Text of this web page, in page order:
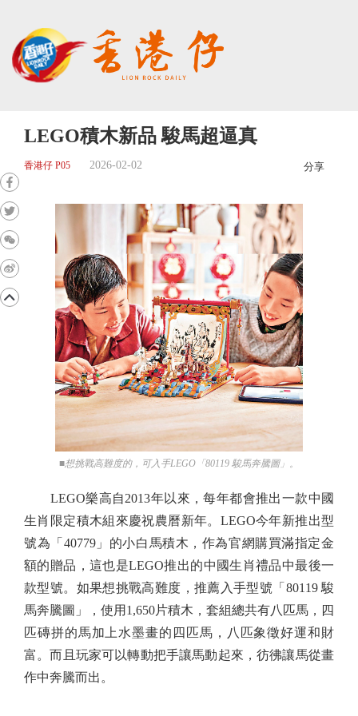
LEGO積木新品 駿馬超逼真
香港仔 P05 2026-02-02 分享
■想挑戰高難度的，可入手LEGO「80119 駿馬奔騰圖」。
LEGO樂高自2013年以來，每年都會推出一款中國
生肖限定積木組來慶祝農曆新年。LEGO今年新推出型
號為「40779」的小白馬積木，作為官網購買滿指定金
額的贈品，這也是LEGO推出的中國生肖禮品中最後一
款型號。如果想挑戰高難度，推薦入手型號「80119 駿
馬奔騰圖」，使用1,650片積木，套組總共有八匹馬，四
匹磚拼的馬加上水墨畫的四匹馬，八匹象徵好運和財
富。而且玩家可以轉動把手讓馬動起來，彷彿讓馬從畫
作中奔騰而出。